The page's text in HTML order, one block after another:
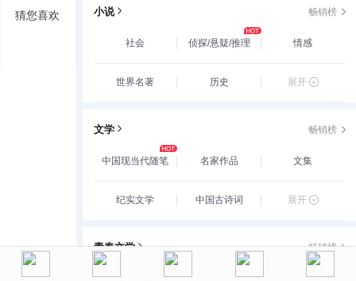
猜您喜欢 小说 畅销榜
社会 侦探/悬疑/推理 情感
世界名著 历史 展开
文学 畅销榜
中国现当代随笔 名家作品 文集
纪实文学 中国古诗词 展开
青春文学 畅销榜
玄幻/新武侠/魔幻/